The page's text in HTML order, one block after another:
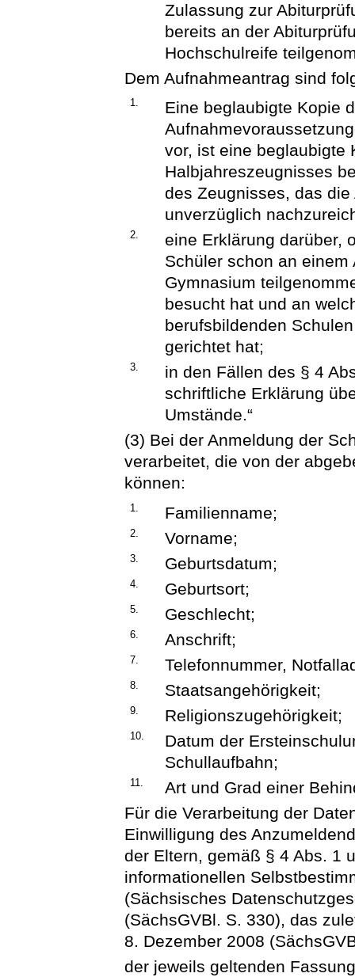
Zulassung zur
bereits an der
Hochschulreife
Dem Aufnahmeantrag sind
1.
Eine beglaubigte Kopie
vor, ist eine beglaubigte
Halbjahreszeugnisses
des Zeugnisses, das
unverzüglich
2.
eine Erklärung darüber,
Schüler schon an
Gymnasium
besucht hat und an
berufsbildenden
gerichtet hat;
3.
in den Fällen des § 4
schriftliche Erklärung
Umstände.“
(3) Bei der Anmeldung der
verarbeitet, die von der
können:
1. Familienname;
2. Vorname;
3. Geburtsdatum;
4. Geburtsort;
5. Geschlecht;
6. Anschrift;
7. Telefonnummer,
8. Staatsangehörigkeit;
9. Religionszugehörigkeit;
10.
Datum der
Schullaufbahn;
11.
Art und Grad einer
Für die Verarbeitung der
Einwilligung des
der Eltern, gemäß § 4 Abs. 1
informationellen
(Sächsisches
(SächsGVBl. S. 330), das
8. Dezember 2008
der jeweils geltenden